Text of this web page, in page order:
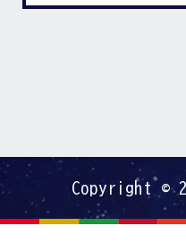
Copyright ©